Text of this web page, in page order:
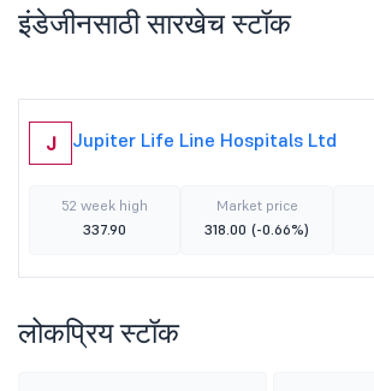
इंडेजीनसाठी सारखेच स्टॉक
J Jupiter Life Line Hospitals Ltd
52 week high
337.90
Market price
318.00 (-0.66%)
लोकप्रिय स्टॉक